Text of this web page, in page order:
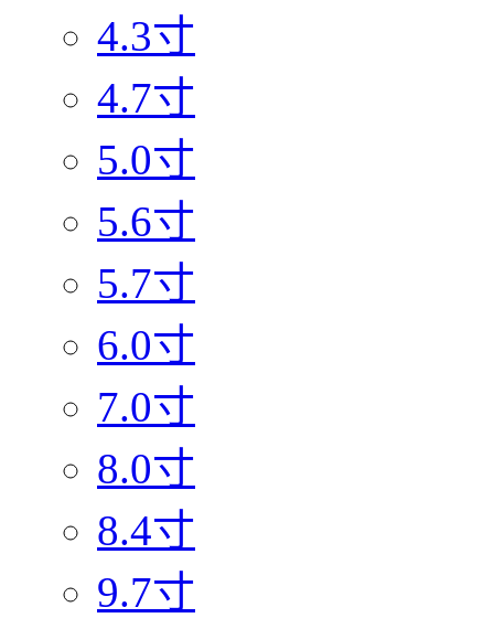
4.3寸
4.7寸
5.0寸
5.6寸
5.7寸
6.0寸
7.0寸
8.0寸
8.4寸
9.7寸